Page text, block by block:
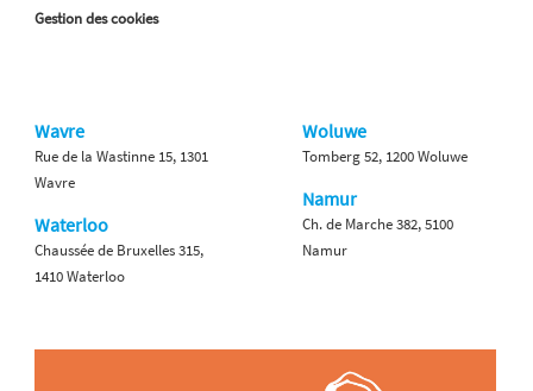
Gestion des cookies
Wavre
Rue de la Wastinne 15, 1301
Wavre
Waterloo
Chaussée de Bruxelles 315,
1410 Waterloo
Woluwe
Tomberg 52, 1200 Woluwe
Namur
Ch. de Marche 382, 5100
Namur